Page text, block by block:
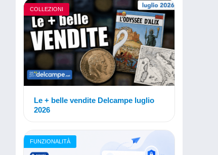
COLLEZIONI
Le + belle vendite Delcampe luglio
2026
FUNZIONALITÀ